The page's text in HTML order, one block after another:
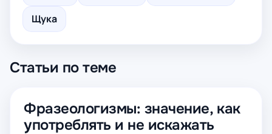
Щука
Статьи по теме
Фразеологизмы: значение, как
употреблять и не искажать